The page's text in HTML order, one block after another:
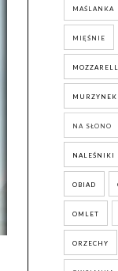
MAŚLANKA
MIĘŚNIE
MURZYNEK
NA SŁONO
NALEŚNIKI
OBIAD
OMLET
ORZECHY